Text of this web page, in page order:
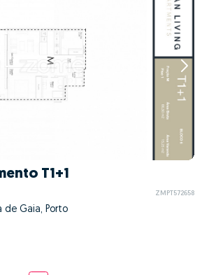
T1+1
ZMPT572658
de Gaia, Porto